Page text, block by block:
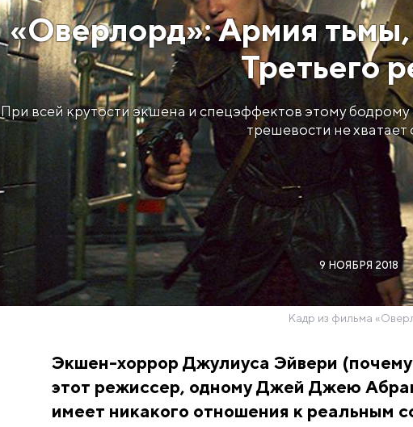
​«Оверлорд»: Армия
Третьего
При всей крутости экшена и спецэффектов этому
трешевости не хватает
9 НОЯБРЯ 2018
Кадр из фильма
Экшен-хоррор Джулиуса Эйвери
этот режиссер, одному Джей Джею
имеет никакого отношения к реальным